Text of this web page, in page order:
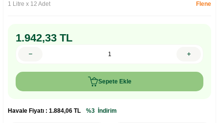
1 Litre x 12 Adet Flene
1.942,33 TL
Sepete Ekle
Havale Fiyatı : 1.884,06 TL %3 İndirim